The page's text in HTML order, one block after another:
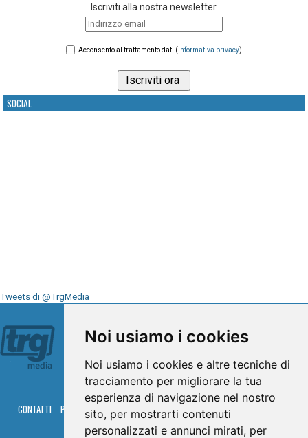
Noi usiamo i cookies
Noi usiamo i cookies e altre tecniche di
tracciamento per migliorare la tua
esperienza di navigazione nel nostro
sito, per mostrarti contenuti
personalizzati e annunci mirati, per
Iscriviti alla nostra newsletter
Acconsento al trattamento dati (informativa privacy)
SOCIAL
Tweets di @TrgMedia
CONTATTI PRIVACY COOKIES PALINSESTO DIRETTA TV
RGM HITRADIO